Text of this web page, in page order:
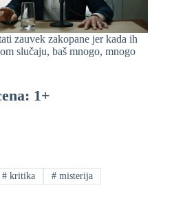
zauvek zakopane jer kada ih
slučaju, baš mnogo, mnogo
1+
# kritika # misterija